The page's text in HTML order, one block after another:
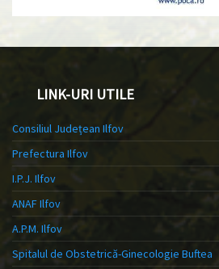
LINK-URI UTILE
Consiliul Județean Ilfov
Prefectura Ilfov
I.P.J. Ilfov
ANAF Ilfov
A.P.M. Ilfov
Spitalul de Obstetrică-Ginecologie Buftea